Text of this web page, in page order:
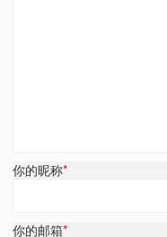
你的昵称*
你的邮箱*